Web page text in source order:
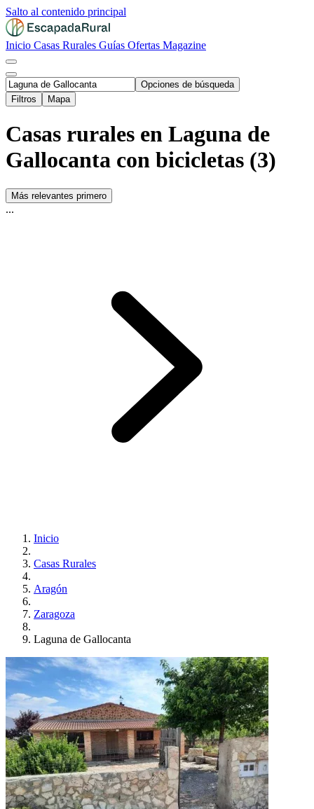
Salto al contenido principal
Inicio Casas Rurales Guías Ofertas Magazine
Opciones de búsqueda
Filtros
Mapa
Casas rurales en Laguna de
Gallocanta con bicicletas (3)
Más relevantes primero
...
Inicio
Casas Rurales
Aragón
Zaragoza
Laguna de Gallocanta